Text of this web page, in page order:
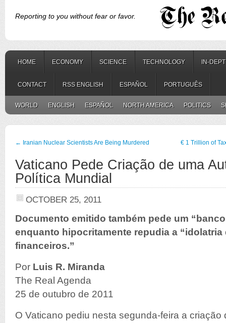
Reporting to you without fear or favor.
HOME ECONOMY SCIENCE TECHNOLOGY IN-
CONTACT RSS ENGLISH ESPAÑOL PORTUGUÊS
WORLD ENGLISH ESPAÑOL NORTH AMERICA POLITICS
← Iranian Nuclear Scientists Are Being Murdered € 1 Trillion of
Vaticano Pede Criação de uma
Política Mundial
OCTOBER 25, 2011
Documento emitido também pede um
enquanto hipocritamente repudia a
financeiros.”
Por Luis R. Miranda
The Real Agenda
25 de outubro de 2011
O Vaticano pediu nesta segunda-feira a criação